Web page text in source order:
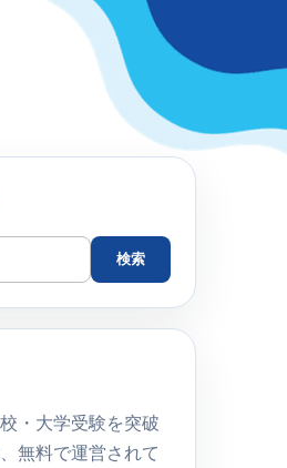
検索
・大学受験を突破
無料で運営されて